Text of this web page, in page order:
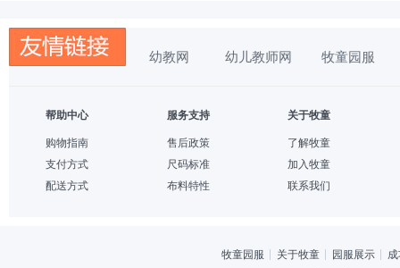
幼教网 幼儿教师网 牧童园服
帮助中心
购物指南
支付方式
配送方式
服务支持
售后政策
尺码标准
布料特性
关于牧童
了解牧童
加入牧童
联系我们
牧童园服 关于牧童 园服展示